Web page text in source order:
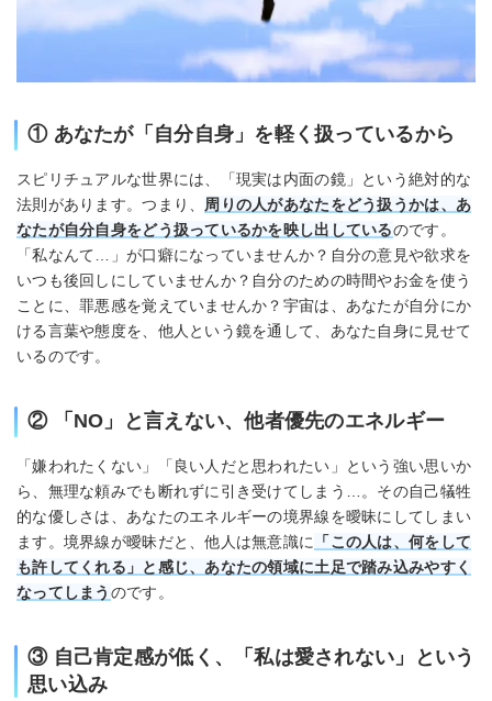
① あなたが「自分自身」を軽く扱っているから
スピリチュアルな世界には、「現実は内面の鏡」という絶対的な
法則があります。つまり、 周りの人があなたをどう扱うかは、あ
なたが自分自身をどう扱っているかを映し出しているのです。
「私なんて…」が口癖になっていませんか？自分の意見や欲求を
いつも後回しにしていませんか？自分のための時間やお金を使う
ことに、罪悪感を覚えていませんか？宇宙は、あなたが自分にか
ける言葉や態度を、他人という鏡を通して、あなた自身に見せて
いるのです。
② 「NO」と言えない、他者優先のエネルギー
「嫌われたくない」「良い人だと思われたい」という強い思いか
ら、無理な頼みでも断れずに引き受けてしまう…。その自己犠牲
的な優しさは、あなたのエネルギーの境界線を曖昧にしてしまい
ます。境界線が曖昧だと、他人は無意識に
「この人は、何をして
も許してくれる」と感じ、あなたの領域に土足で踏み込みやすく
なってしまう のです。
③ 自己肯定感が低く、「私は愛されない」という
思い込み